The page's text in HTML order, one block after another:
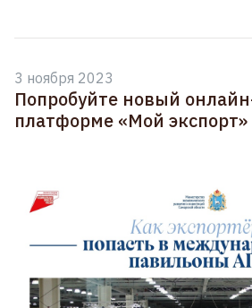
3 ноября 2023
Попробуйте новый
платформе «Мой экспорт»